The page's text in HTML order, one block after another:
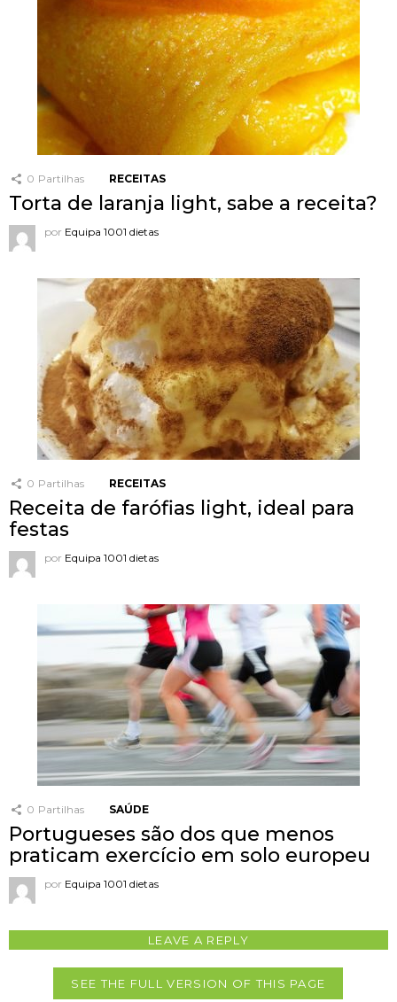
0 Partilhas RECEITAS
Torta de laranja light, sabe a receita?
por Equipa 1001 dietas
0 Partilhas RECEITAS
Receita de farófias light, ideal para
festas
por Equipa 1001 dietas
0 Partilhas SAÚDE
Portugueses são dos que menos
praticam exercício em solo europeu
por Equipa 1001 dietas
LEAVE A REPLY
SEE THE FULL VERSION OF THIS PAGE